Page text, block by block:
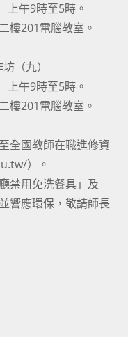
上午9時至5時。
樓201電腦教室。
（九）
上午9時至5時。
樓201電腦教室。
全國教師在職進修資
）。
禁用免洗餐具」及
響應環保，敬請師長